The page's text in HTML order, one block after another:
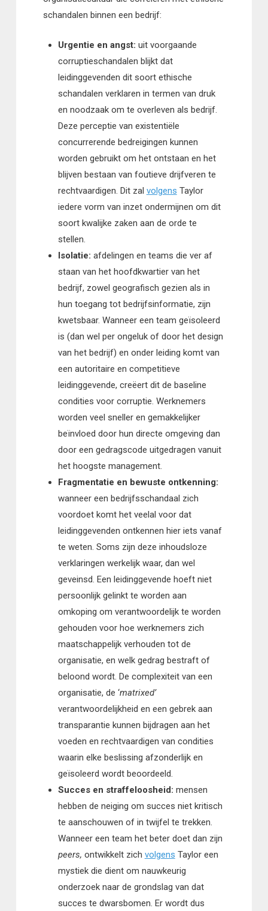
schandalen binnen een bedrijf:
Urgentie en angst: uit voorgaande
corruptieschandalen blijkt dat
leidinggevenden dit soort ethische
schandalen verklaren in termen van druk
en noodzaak om te overleven als bedrijf.
Deze perceptie van existentiële
concurrerende bedreigingen kunnen
worden gebruikt om het ontstaan en het
blijven bestaan van foutieve drijfveren te
rechtvaardigen. Dit zal volgens Taylor
iedere vorm van inzet ondermijnen om dit
soort kwalijke zaken aan de orde te
stellen.
Isolatie: afdelingen en teams die ver af
staan van het hoofdkwartier van het
bedrijf, zowel geografisch gezien als in
hun toegang tot bedrijfsinformatie, zijn
kwetsbaar. Wanneer een team geïsoleerd
is (dan wel per ongeluk of door het design
van het bedrijf) en onder leiding komt van
een autoritaire en competitieve
leidinggevende, creëert dit de baseline
condities voor corruptie. Werknemers
worden veel sneller en gemakkelijker
beïnvloed door hun directe omgeving dan
door een gedragscode uitgedragen vanuit
het hoogste management.
Fragmentatie en bewuste ontkenning:
wanneer een bedrijfsschandaal zich
voordoet komt het veelal voor dat
leidinggevenden ontkennen hier iets vanaf
te weten. Soms zijn deze inhoudsloze
verklaringen werkelijk waar, dan wel
geveinsd. Een leidinggevende hoeft niet
persoonlijk gelinkt te worden aan
omkoping om verantwoordelijk te worden
gehouden voor hoe werknemers zich
maatschappelijk verhouden tot de
organisatie, en welk gedrag bestraft of
beloond wordt. De complexiteit van een
organisatie, de ‘matrixed’
verantwoordelijkheid en een gebrek aan
transparantie kunnen bijdragen aan het
voeden en rechtvaardigen van condities
waarin elke beslissing afzonderlijk en
geïsoleerd wordt beoordeeld.
Succes en straffeloosheid: mensen
hebben de neiging om succes niet kritisch
te aanschouwen of in twijfel te trekken.
Wanneer een team het beter doet dan zijn
peers, ontwikkelt zich volgens Taylor een
mystiek die dient om nauwkeurig
onderzoek naar de grondslag van dat
succes te dwarsbomen. Er wordt dus